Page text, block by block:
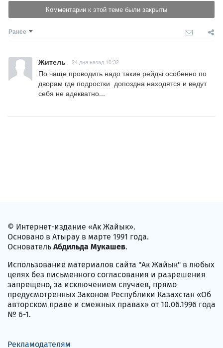
Комментарии к этой теме были закрыты
Ранее
Житель 24 дня назад 10:32
По чаще проводить надо такие рейды особенно по
дворам где подростки  допоздна находятся и ведут
себя не адекватно...
© Интернет-издание «Ак Жайык».
Основано в Атырау в марте 1991 года.
Основатель Абдильда Мукашев.
Использование материалов сайта "Ак Жайык" в любых
целях без письменного согласования и разрешения
запрещено, за исключением случаев, прямо
предусмотренных Законом Республики Казахстан «Об
авторском праве и смежных правах» от 10.06.1996 года
№ 6-1.
Рекламодателям